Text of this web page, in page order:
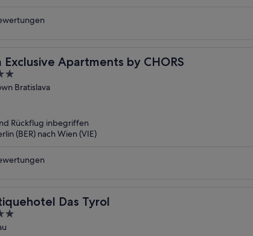
Exclusive Apartments by CHORS
Bratislava
Rückflug inbegriffen
(BER) nach Wien (VIE)
Das Tyrol